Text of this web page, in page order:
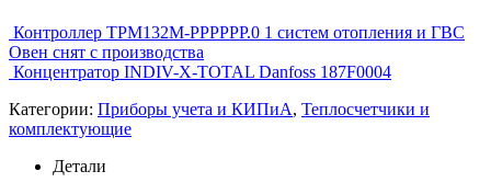
Контроллер ТРМ132М-РРРРРР.0 1 систем отопления и ГВС
Овен снят с производства
Концентратор INDIV-X-TOTAL Danfoss 187F0004
Категории: Приборы учета и КИПиА, Теплосчетчики и
комплектующие
Детали